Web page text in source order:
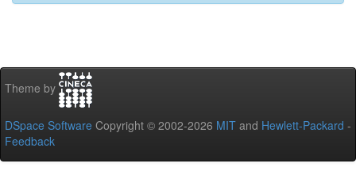
Theme by
DSpace Software Copyright © 2002-2026 MIT and Hewlett-Packard -
Feedback